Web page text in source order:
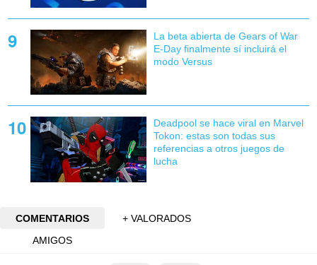
La beta abierta de Gears of War
E-Day finalmente sí incluirá el
modo Versus
Deadpool se hace viral en Marvel
Tokon: estas son todas sus
referencias a otros juegos de
lucha
COMENTARIOS
+ VALORADOS
AMIGOS